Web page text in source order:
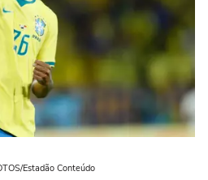
Estadão Conteúdo